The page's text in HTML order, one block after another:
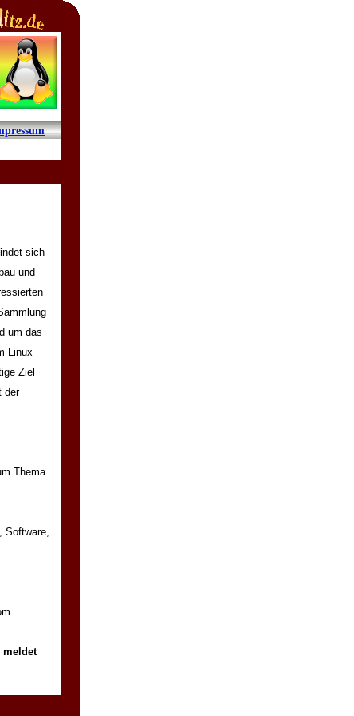
sich
und
um das
Linux
Ziel
der
Thema
Software,
meldet